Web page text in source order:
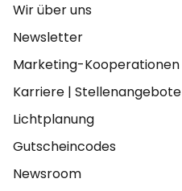
Wir über uns
Newsletter
Marketing-Kooperationen
Karriere | Stellenangebote
Lichtplanung
Gutscheincodes
Newsroom